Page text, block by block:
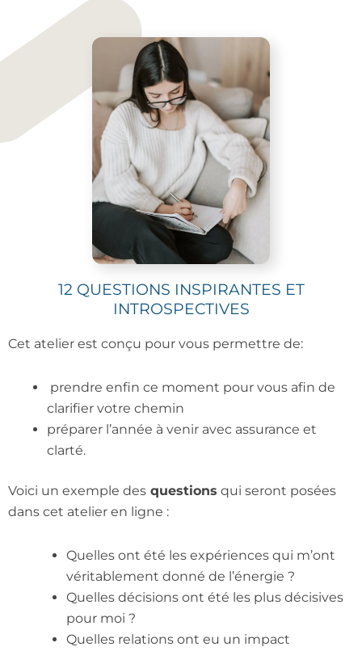
12 QUESTIONS INSPIRANTES ET
INTROSPECTIVES
Cet atelier est conçu pour vous permettre de:
prendre enfin ce moment pour vous afin de
clarifier votre chemin
préparer l’année à venir avec assurance et
clarté.
Voici un exemple des questions qui seront posées
dans cet atelier en ligne :
Quelles ont été les expériences qui m’ont
véritablement donné de l’énergie ?
Quelles décisions ont été les plus décisives
pour moi ?
Quelles relations ont eu un impact